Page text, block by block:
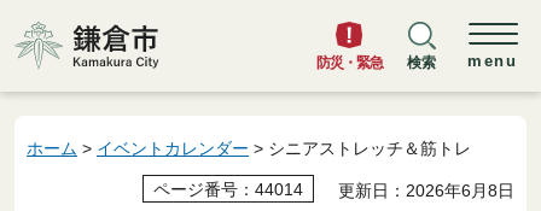
鎌倉市
防災・緊急 検索 menu
ホーム > イベントカレンダー > シニアストレッチ＆筋トレ
ページ番号：44014 更新日：2026年6月8日